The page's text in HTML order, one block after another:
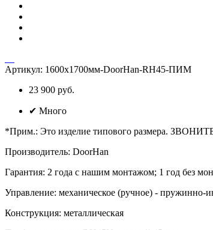
Артикул: 1600х1700мм-DoorHan-RH45-ПИМ
23 900 руб.
✔ Много
*Прим.: Это изделие типового размера.
Производитель: DoorHan
Гарантия: 2 года с нашим монтажом; 1 год без
Управление: механическое (ручное) - пружинно-
Конструкция: металлическая